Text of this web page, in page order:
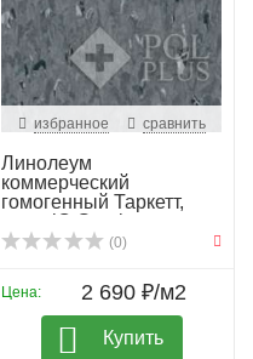
избранное сравнить
Линолеум
коммерческий
гомогенный Таркетт,
колл. iQ Granit...
(0)
Цена: 2 690 ₽/м2
Купить